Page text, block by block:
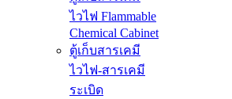
ไวไฟ Flammable
Chemical Cabinet
ตู้เก็บสารเคมี
ไวไฟ-สารเคมี
ระเบิด